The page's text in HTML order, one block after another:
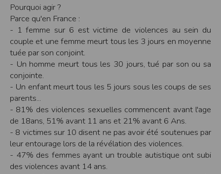
Pourquoi agir ?
Parce qu'en France :
- 1 femme sur 6 est victime de violences au sein du
couple et une femme meurt tous les 3 jours en moyenne
tuée par son conjoint.
- Un homme meurt tous les 30 jours, tué par son ou sa
conjointe.
- Un enfant meurt tous les 5 jours sous les coups de ses
parents...
- 81% des violences sexuelles commencent avant l'age
de 18ans, 51% avant 11 ans et 21% avant 6 Ans.
- 8 victimes sur 10 disent ne pas avoir été soutenues par
leur entourage lors de la révélation des violences.
- 47% des femmes ayant un trouble autistique ont subi
des violences avant 14 ans.
base de données mais sont cryptés en utilisant les dernières technologies de
sécurisation des mots de passe. Enfin, les communications entre nos différents
serveurs se font sur un réseau privé qui n’est pas accessible depuis l’extérieur.
Paramétrer votre navigateur internet
Vous pouvez à tout moment choisir de désactiver les cookies sur votre ordinateur.
Notez cependant que votre expérience sur notre site peut en être affectée comme
par exemple et sans être exhaustif, la perte de votre session membre lorsque
vous changez de page, l'impossibilité d'accéder à certaines pages ou encore la
perte de vos préférences sur certaines pages.
Afin de gérer les cookies au plus près de vos attentes nous vous invitons à
paramétrer votre navigateur en tenant compte de la finalité des cookies.
Internet Explorer
Dans Internet Explorer, cliquez sur le bouton Outils, puis surOptions Internet
, cliquez sur
Cliquez sur le bouton Afficher les fichiers
Allez dans l'ongletOutils du navigateurpuis sélectionnez le menuOptions
Dans la fenêtre qui s'affiche, choisissez